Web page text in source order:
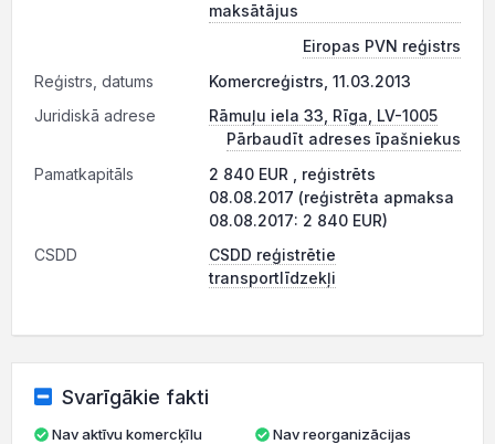
maksātājus
Eiropas PVN reģistrs
Reģistrs, datums
Komercreģistrs, 11.03.2013
Juridiskā adrese
Rāmuļu iela 33, Rīga, LV-1005
Pārbaudīt adreses īpašniekus
Pamatkapitāls
2 840 EUR , reģistrēts
08.08.2017 (reģistrēta apmaksa
08.08.2017: 2 840 EUR)
CSDD
CSDD reģistrētie
transportlīdzekļi
Svarīgākie fakti
Nav aktīvu komercķīlu
Nav reorganizācijas